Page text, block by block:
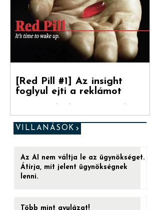
Debreceni Jánossal, a Hogyan nőnek a
márkák című könyv fordítójával
beszélgettünk a marketinges
paradigmaváltásról és annak megannyi...
foglyul ejti a reklámot
„Ez az utolsó esélyed. (...) Ha a kéket
ágyadban, azt hiszed, amit hinni akarsz.
De ha a...
VILLANÁSOK
lenni.